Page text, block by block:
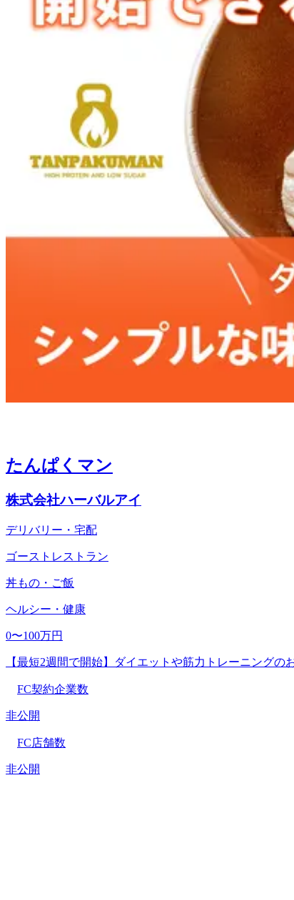
たんぱくマン
株式会社ハーバルアイ
デリバリー・宅配
ゴーストレストラン
丼もの・ご飯
ヘルシー・健康
0〜100万円
【最短2週間で開始】ダイエットや筋力トレーニング
FC契約企業数
非公開
FC店舗数
非公開